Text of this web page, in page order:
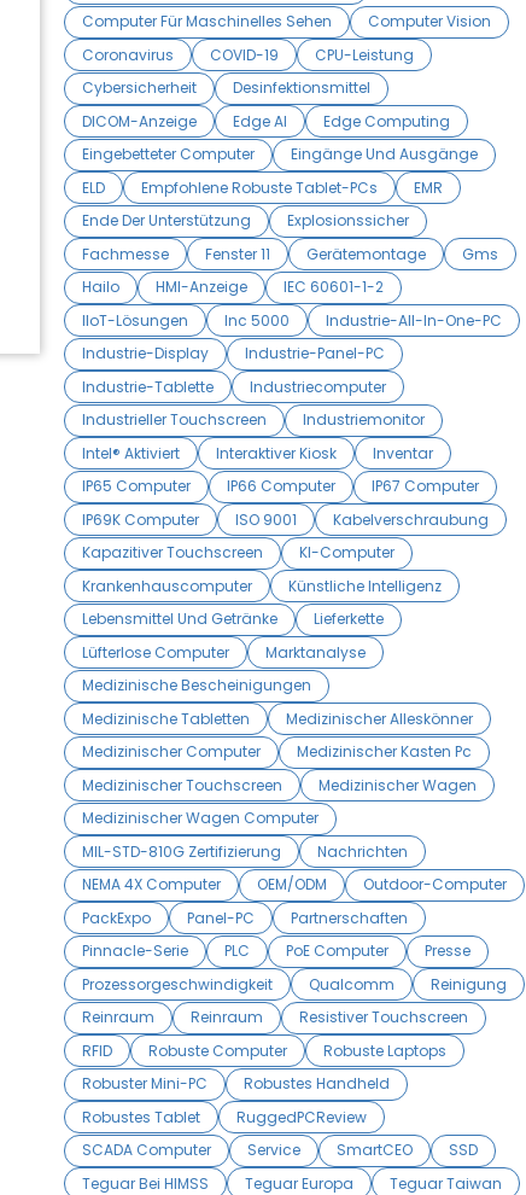
Computer Für Maschinelles Sehen
Computer Vision
Coronavirus
COVID-19
CPU-Leistung
Cybersicherheit
Desinfektionsmittel
DICOM-Anzeige
Edge AI
Edge Computing
Eingebetteter Computer
Eingänge Und Ausgänge
ELD
Empfohlene Robuste Tablet-PCs
EMR
Ende Der Unterstützung
Explosionssicher
Fachmesse
Fenster 11 Gerätemontage
Gms
Hailo
HMI-Anzeige
IEC 60601-1-2
IIoT-Lösungen
Inc 5000
Industrie-All-In-One-PC
Industrie-Display
Industrie-Panel-PC
Industrie-Tablette
Industriecomputer
Industrieller Touchscreen
Industriemonitor
Intel® Aktiviert
Interaktiver Kiosk
Inventar
IP65 Computer
IP66 Computer
IP67 Computer
IP69K Computer
ISO 9001
Kabelverschraubung
Kapazitiver Touchscreen
KI-Computer
Krankenhauscomputer
Künstliche Intelligenz
Lebensmittel Und Getränke
Lieferkette
Lüfterlose Computer
Marktanalyse
Medizinische Bescheinigungen
Medizinische Tabletten
Medizinischer Alleskönner
Medizinischer Computer
Medizinischer Kasten Pc
Medizinischer Touchscreen
Medizinischer Wagen
Medizinischer Wagen Computer
MIL-STD-810G Zertifizierung
Nachrichten
NEMA 4X Computer
OEM/ODM
Outdoor-Computer
PackExpo
Panel-PC
Partnerschaften
Pinnacle-Serie
PLC PoE Computer
Presse
Prozessorgeschwindigkeit
Qualcomm
Reinigung
Reinraum
Reinraum
Resistiver Touchscreen
RFID
Robuste Computer
Robuste Laptops
Robuster Mini-PC
Robustes Handheld
Robustes Tablet
RuggedPCReview
SCADA Computer
Service SmartCEO
SSD
Teguar Bei HIMSS
Teguar Europa
Teguar Taiwan